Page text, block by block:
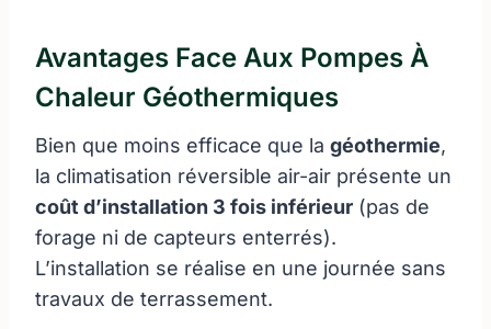
Avantages Face Aux Pompes À
Chaleur Géothermiques
Bien que moins efficace que la géothermie,
la climatisation réversible air-air présente un
coût d’installation 3 fois inférieur (pas de
forage ni de capteurs enterrés).
L’installation se réalise en une journée sans
travaux de terrassement.